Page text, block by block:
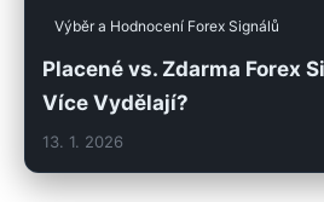
Výběr a Hodnocení Forex Signálů
Placené vs. Zdarma Forex
Více Vydělají?
13. 1. 2026